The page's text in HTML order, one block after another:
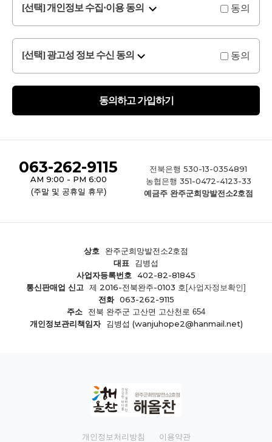
[선택] 개인정보 수집·이용 동의 동의
[선택] 광고성 정보 수신 동의 동의
동의하고 가입하기
063-262-9115
AM 9:00 - PM 6:00
(주말 및 공휴일 휴무)
전북은행530-13-0354891
농협은행 351-0472-4123-33
예금주 완주군희망발전소2호점
상호
완주군희망발전소2호점
대표
김병섭
사업자등록번호 402-82-81845
통신판매업 신고 제 2016-전북완주-0103 호 [사업자정보확인]
전화
063-262-9115
주소
전북 완주군 고산면 고산천로 654
개인정보관리책임자
김병섭 (wanjuhope2@hanmail.net)
개인정보처리방침 이용약관